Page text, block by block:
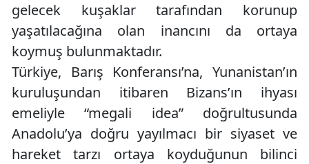
gelecek kuşaklar tarafından korunup
yaşatılacağına olan inancını da ortaya
koymuş bulunmaktadır.
Türkiye, Barış Konferansı’na, Yunanistan’ın
kuruluşundan itibaren Bizans’ın ihyası
emeliyle “megali idea” doğrultusunda
Anadolu’ya doğru yayılmacı bir siyaset ve
hareket tarzı ortaya koyduğunun bilinci